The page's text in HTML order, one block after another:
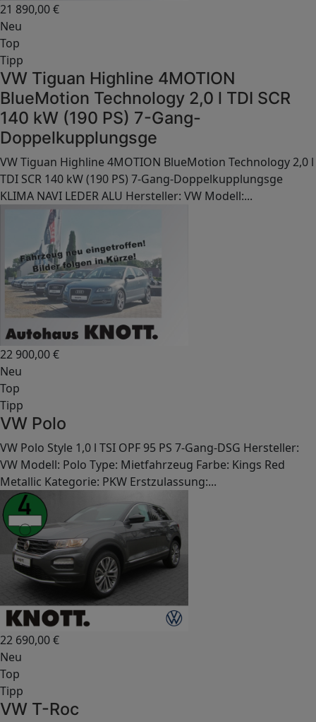
21 890,00€
Neu
Top
Tipp
VW Tiguan Highline 4MOTION
BlueMotion Technology 2,0 l TDI SCR
140 kW (190 PS) 7-Gang-
Doppelkupplungsge
VW Tiguan Highline 4MOTION BlueMotion Technology 2,0 l
TDI SCR 140 kW (190 PS) 7-Gang-Doppelkupplungsge
KLIMA NAVI LEDER ALU Hersteller: VW Modell:...
22 900,00€
Neu
Top
Tipp
VW Polo
VW Polo Style 1,0 l TSI OPF 95 PS 7-Gang-DSG Hersteller:
VW Modell: Polo Type: Mietfahrzeug Farbe: Kings Red
Metallic Kategorie: PKW Erstzulassung:...
22 690,00€
Neu
Top
Tipp
VW T-Roc